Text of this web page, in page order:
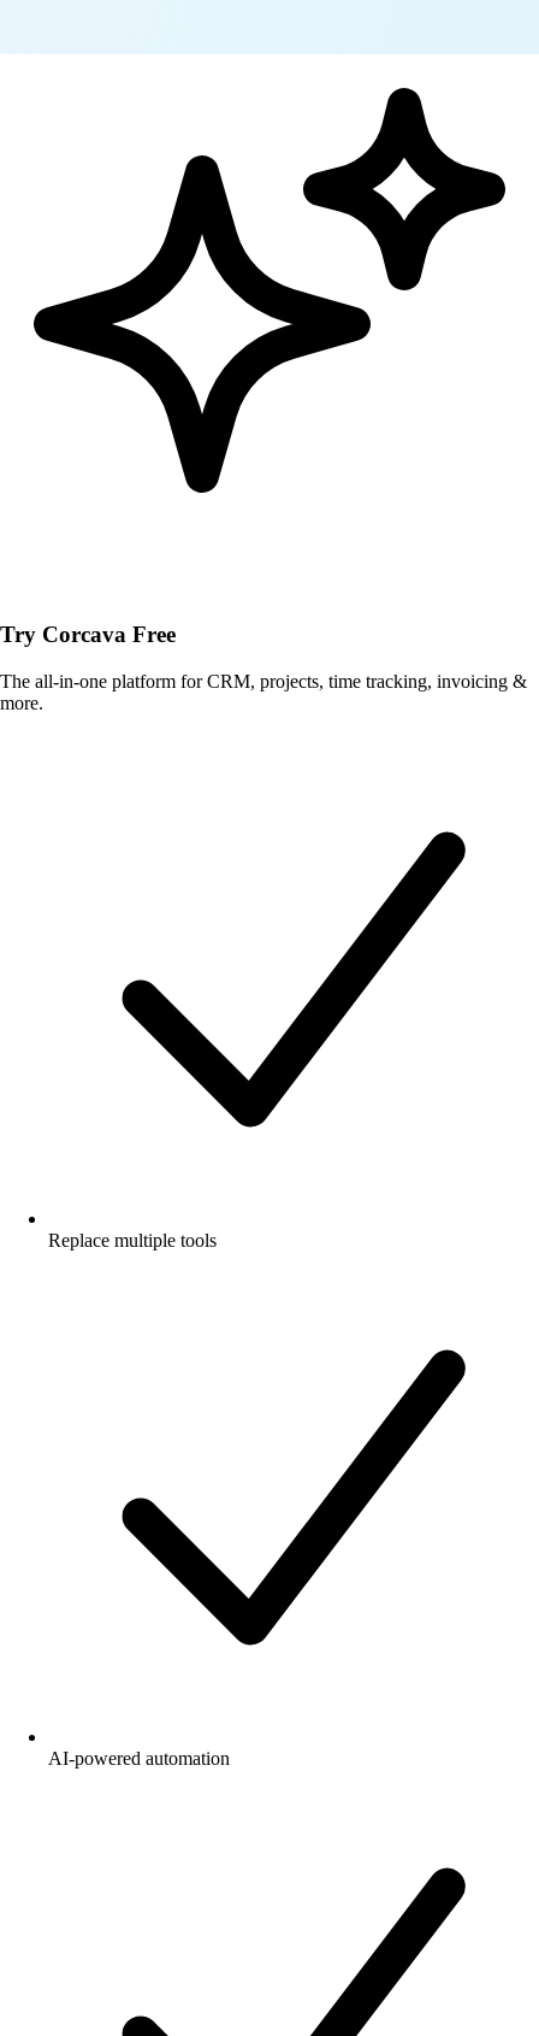
Try Corcava Free
The all-in-one platform for CRM, projects, time tracking, invoicing &
more.
Replace multiple tools
AI-powered automation